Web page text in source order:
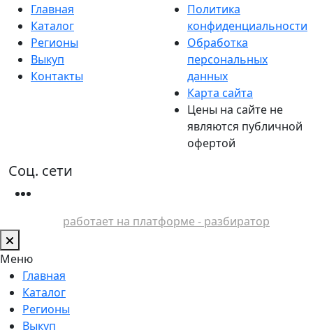
Главная
Каталог
Регионы
Выкуп
Контакты
Политика
конфиденциальности
Обработка
персональных
данных
Карта сайта
Цены на сайте не
являются публичной
офертой
Соц. сети
работает на платформе - разбиратор
Меню
Главная
Каталог
Регионы
Выкуп